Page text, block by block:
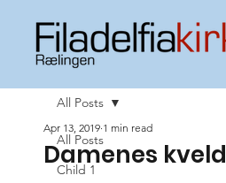
All Posts
Child 1
All Posts
Damenes kveld
Apr 13, 2019 1 min read